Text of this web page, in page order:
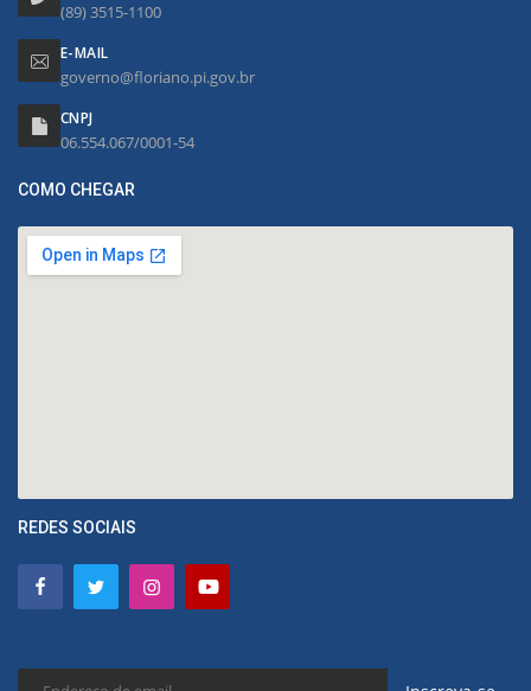
(89) 3515-1100
E-MAIL
governo@floriano.pi.gov.br
CNPJ
06.554.067/0001-54
COMO CHEGAR
REDES SOCIAIS